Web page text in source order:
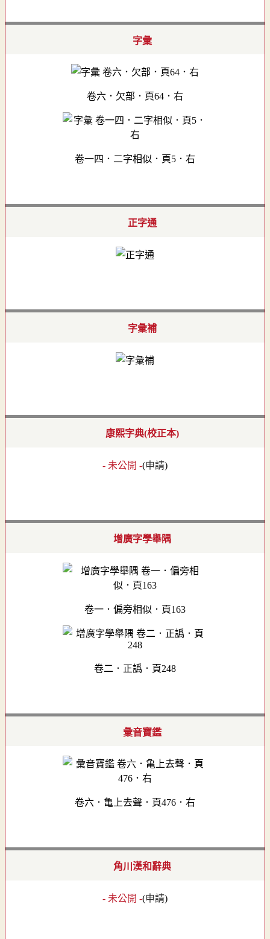
字彙
卷六．欠部．頁64．右
卷一四．二字相似．頁5．右
正字通
字彙補
康熙字典(校正本)
- 未公開 -(申請)
增廣字學舉隅
卷一．偏旁相似．頁163
卷二．正譌．頁248
彙音寶鑑
卷六．亀上去聲．頁476．右
角川漢和辭典
- 未公開 -(申請)